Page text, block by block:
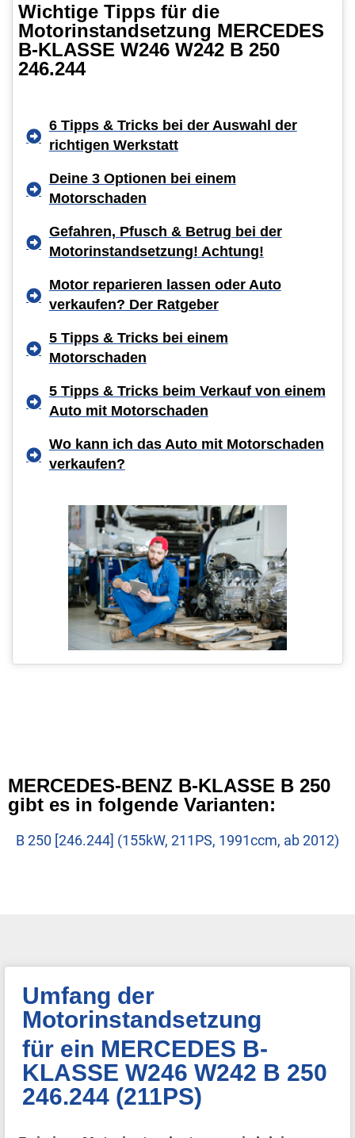
Wichtige Tipps für die
Motorinstandsetzung MERCEDES
B-KLASSE W246 W242 B 250
246.244
6 Tipps & Tricks bei der Auswahl der
richtigen Werkstatt
Deine 3 Optionen bei einem
Motorschaden
Gefahren, Pfusch & Betrug bei der
Motorinstandsetzung! Achtung!
Motor reparieren lassen oder Auto
verkaufen? Der Ratgeber
5 Tipps & Tricks bei einem
Motorschaden
5 Tipps & Tricks beim Verkauf von einem
Auto mit Motorschaden
Wo kann ich das Auto mit Motorschaden
verkaufen?
MERCEDES-BENZ B-KLASSE B 250
gibt es in folgende Varianten:
B 250 [246.244] (155kW, 211PS, 1991ccm, ab 2012)
Umfang der
Motorinstandsetzung
für ein MERCEDES B-
KLASSE W246 W242 B 250
246.244 (211PS)